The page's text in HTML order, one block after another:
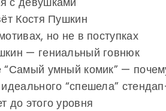
Костя Пушкин
но не в поступках
— гениальный говнюк
умный комик” —
“спешела”
до этого уровня